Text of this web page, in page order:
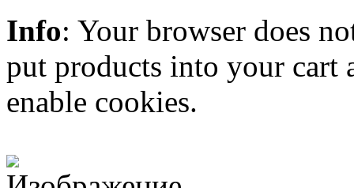
Info: Your browser does
put products into your cart
enable cookies.